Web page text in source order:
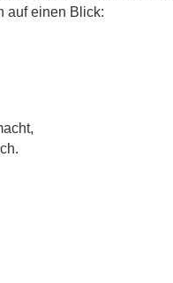
auf einen Blick: